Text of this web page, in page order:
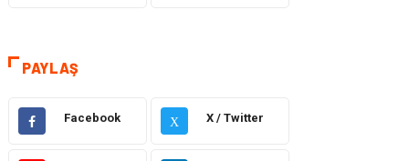
Giyim
Hukuk
Ulaşım ve
PAYLAŞ
Facebook X X / Twitter